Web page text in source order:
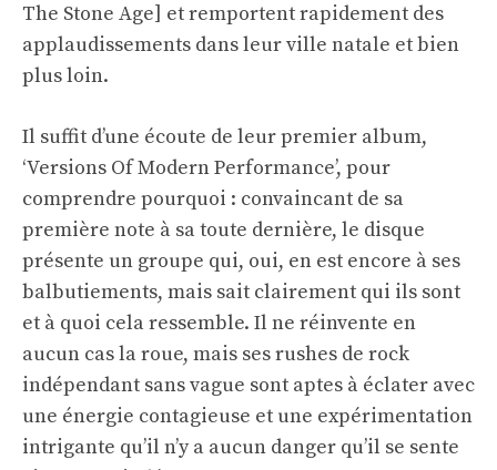
The Stone Age] et remportent rapidement des
applaudissements dans leur ville natale et bien
plus loin.
Il suffit d’une écoute de leur premier album,
‘Versions Of Modern Performance’, pour
comprendre pourquoi : convaincant de sa
première note à sa toute dernière, le disque
présente un groupe qui, oui, en est encore à ses
balbutiements, mais sait clairement qui ils sont
et à quoi cela ressemble. Il ne réinvente en
aucun cas la roue, mais ses rushes de rock
indépendant sans vague sont aptes à éclater avec
une énergie contagieuse et une expérimentation
intrigante qu’il n’y a aucun danger qu’il se sente